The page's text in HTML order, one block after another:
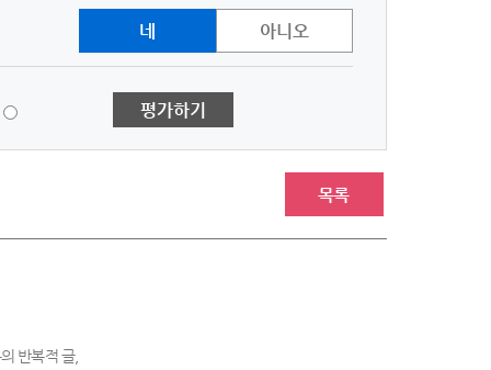
네 아니오
평가하기
목록
반복적 글,